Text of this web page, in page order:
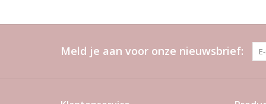
Meld je aan voor onze nieuwsbrief: